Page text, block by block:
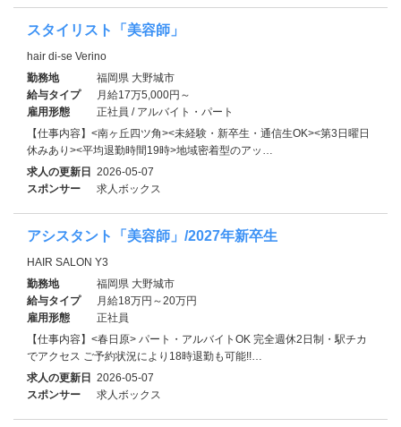
スタイリスト「美容師」
hair di-se Verino
勤務地
福岡県 大野城市
給与タイプ
月給17万5,000円～
雇用形態
正社員 / アルバイト・パート
【仕事内容】<南ヶ丘四ツ角><未経験・新卒生・通信生OK><第3日曜日
休みあり><平均退勤時間19時>地域密着型のアッ…
求人の更新日 2026-05-07
スポンサー
求人ボックス
アシスタント「美容師」/2027年新卒生
HAIR SALON Y3
勤務地
福岡県 大野城市
給与タイプ
月給18万円～20万円
雇用形態
正社員
【仕事内容】<春日原> パート・アルバイトOK 完全週休2日制・駅チカ
でアクセス ご予約状況により18時退勤も可能!!…
求人の更新日 2026-05-07
スポンサー
求人ボックス